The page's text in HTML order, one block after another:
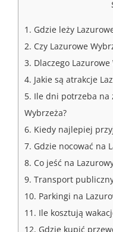
1. Gdzie leży
2. Czy Lazurowe
3. Dlaczego
4. Jakie są atrakcje
5. Ile dni potrzeba na
Wybrzeża?
6. Kiedy najlepiej
7. Gdzie nocować na
8. Co jeść na
9. Transport
10. Parkingi na
11. Ile kosztują
12. Gdzie kupić